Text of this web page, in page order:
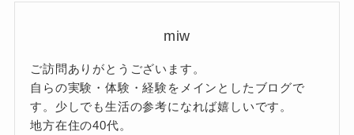
miw
ご訪問ありがとうございます。
自らの実験・体験・経験をメインとしたブログで
す。少しでも生活の参考になれば嬉しいです。
地方在住の40代。